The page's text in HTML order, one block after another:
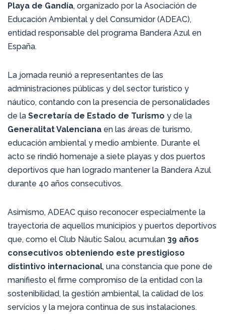
Playa de Gandía, organizado por la Asociación de
Educación Ambiental y del Consumidor (ADEAC),
entidad responsable del programa Bandera Azul en
España.
La jornada reunió a representantes de las
administraciones públicas y del sector turístico y
náutico, contando con la presencia de personalidades
de la Secretaría de Estado de Turismo y de la
Generalitat Valenciana en las áreas de turismo,
educación ambiental y medio ambiente. Durante el
acto se rindió homenaje a siete playas y dos puertos
deportivos que han logrado mantener la Bandera Azul
durante 40 años consecutivos.
Asimismo, ADEAC quiso reconocer especialmente la
trayectoria de aquellos municipios y puertos deportivos
que, como el Club Nàutic Salou, acumulan 39 años
consecutivos obteniendo este prestigioso
distintivo internacional, una constancia que pone de
manifiesto el firme compromiso de la entidad con la
sostenibilidad, la gestión ambiental, la calidad de los
servicios y la mejora continua de sus instalaciones.